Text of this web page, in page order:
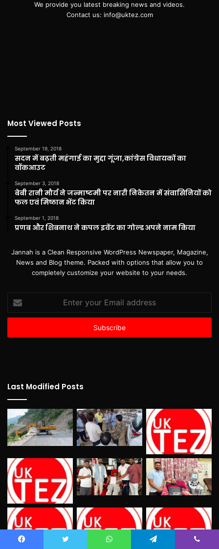
We provide you latest breaking news and videos.
Contact us: info@uktez.com
Most Viewed Posts
September 19, 2018
सदन में बढ़ती महंगाई का मुद्दा गूंजा,कांग्रेस विधायकों का
वॉकआउट
September 3, 2018
बेबी रानी मौर्य ने जन्माष्टमी पर नारी निकेतन में संवासिनियों को
फल एवं मिष्ठान भेंट किया
September 1, 2018
प्रणब और शिबनाथ ने कपल इवेंट का गोल्ड अपने नाम किया
Jannah is a Clean Responsive WordPress Newspaper, Magazine,
News and Blog theme. Packed with options that allow you to
completely customize your website to your needs.
Enter
your
Email
Last Modified Posts